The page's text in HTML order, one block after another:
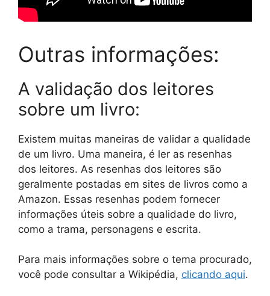
Outras informações:
A validação dos leitores
sobre um livro:
Existem muitas maneiras de validar a qualidade
de um livro. Uma maneira, é ler as resenhas
dos leitores. As resenhas dos leitores são
geralmente postadas em sites de livros como a
Amazon. Essas resenhas podem fornecer
informações úteis sobre a qualidade do livro,
como a trama, personagens e escrita.
Para mais informações sobre o tema procurado,
você pode consultar a Wikipédia, clicando aqui.